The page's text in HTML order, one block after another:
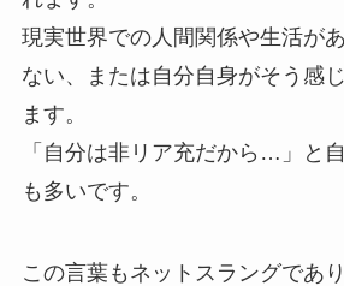
現実世界での人間関係や生活が
ない、または自分自身がそう感
ます。
「自分は非リア充だから…」と
も多いです。
この言葉もネットスラングであ